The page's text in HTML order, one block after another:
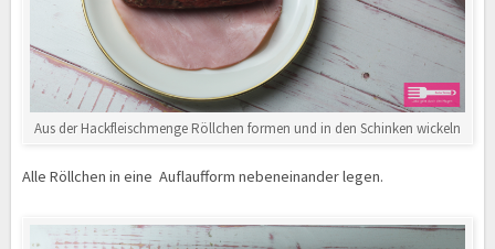
Aus der Hackfleischmenge Röllchen formen und in den Schinken wickeln
Alle Röllchen in eine Auflaufform nebeneinander legen.